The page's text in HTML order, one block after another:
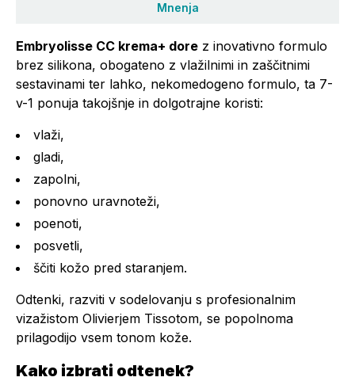
Mnenja
Embryolisse CC krema+ dore z inovativno formulo
brez silikona, obogateno z vlažilnimi in zaščitnimi
sestavinami ter lahko, nekomedogeno formulo, ta 7-
v-1 ponuja takojšnje in dolgotrajne koristi:
vlaži,
gladi,
zapolni,
ponovno uravnoteži,
poenoti,
posvetli,
ščiti kožo pred staranjem.
Odtenki, razviti v sodelovanju s profesionalnim
vizažistom Olivierjem Tissotom, se popolnoma
prilagodijo vsem tonom kože.
Kako izbrati odtenek?